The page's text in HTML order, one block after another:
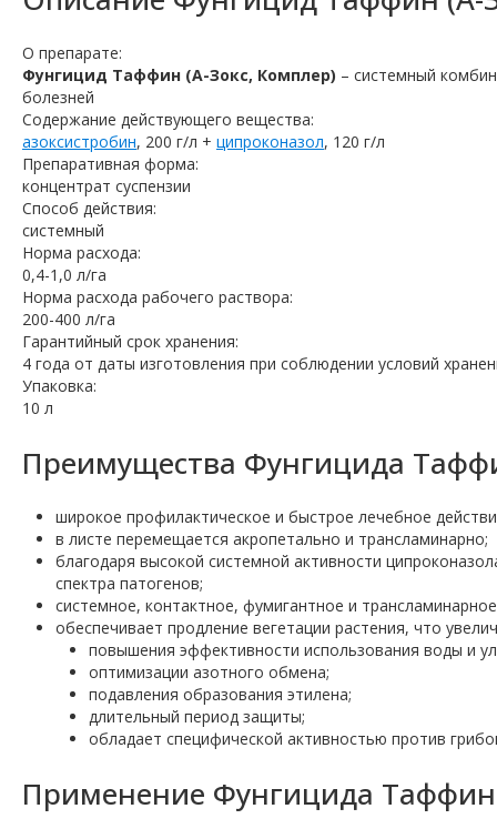
О препарате:
Фунгицид Таффин (А-Зокс, Комплер) – системный
болезней
Содержание действующего вещества:
азоксистробин, 200 г/л + ципроконазол, 120 г/л
Препаративная форма:
концентрат суспензии
Способ действия:
системный
Норма расхода:
0,4-1,0 л/га
Норма расхода рабочего раствора:
200-400 л/га
Гарантийный срок хранения:
4 года от даты изготовления при соблюдении условий
Упаковка:
10 л
Преимущества Фунгицида
широкое профилактическое и быстрое лечебное
в листе перемещается акропетально и трансламинарно;
благодаря высокой системной активности
спектра патогенов;
системное, контактное, фумигантное и
обеспечивает продление вегетации растения, что
повышения эффективности использования воды и
оптимизации азотного обмена;
подавления образования этилена;
длительный период защиты;
обладает специфической активностью против
Применение Фунгицида Таффин